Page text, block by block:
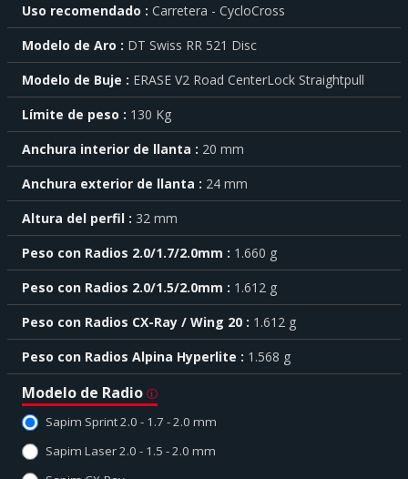
saber
más
sobre
cada
característica
haga
click
sobre
símbolo
.
También
mostrar
toda
información.
Uso recomendado
Carretera - CycloCross
Modelo de Aro
DT Swiss RR 521 Disc
Modelo de Buje
ERASE V2 Road CenterLock Straightpull
Límite de peso
130 Kg
Anchura interior de llanta
20 mm
Anchura exterior de llanta
24 mm
Altura del perfil
32 mm
Peso con Radios 2.0/1.7/2.0mm
1.660 g
Peso con Radios 2.0/1.5/2.0mm
1.612 g
Peso con Radios CX-Ray / Wing 20
1.612 g
Peso con Radios Alpina Hyperlite
1.568 g
Modelo de Radio
Sapim Sprint 2.0 - 1.7 - 2.0 mm
Sapim Laser 2.0 - 1.5 - 2.0 mm